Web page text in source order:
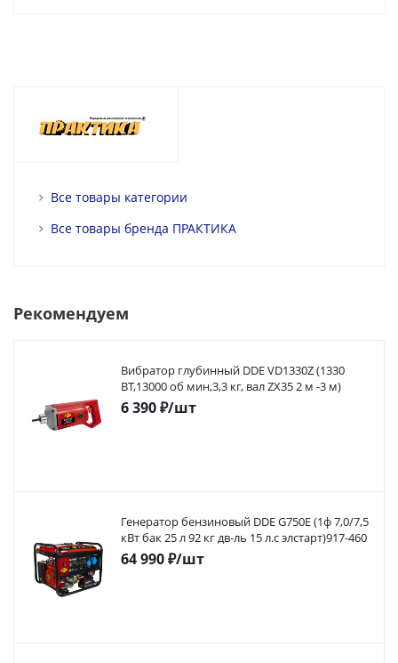
Все товары категории
Все товары бренда ПРАКТИКА
Рекомендуем
Вибратор глубинный DDE VD1330Z (1330
ВТ,13000 об мин,3,3 кг, вал ZX35 2 м -3 м)
6 390₽/шт
Генератор бензиновый DDE G750E (1ф 7,0/7,5
кВт бак 25 л 92 кг дв-ль 15 л.с элстарт)917-460
64 990₽/шт